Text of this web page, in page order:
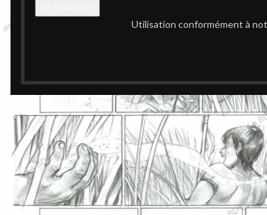
Utilisation conformément à